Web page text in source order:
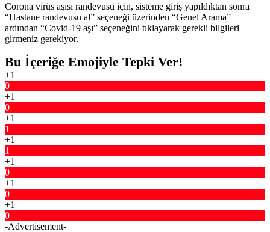
Corona virüs aşısı randevusu için, sisteme giriş yapıldıktan sonra
“Hastane randevusu al” seçeneği üzerinden “Genel Arama”
ardından “Covid-19 aşı” seçeneğini tıklayarak gerekli bilgileri
girmeniz gerekiyor.
Bu İçeriğe Emojiyle Tepki Ver!
+1
0
+1
0
+1
1
+1
1
+1
0
+1
0
+1
0
-Advertisement-